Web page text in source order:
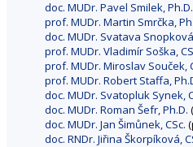
doc. MUDr. Pavel Smilek, Ph.D.
prof. MUDr. Martin Smrčka,
doc. MUDr. Svatava
prof. MUDr. Vladimír Soška,
prof. MUDr. Miroslav Souček,
prof. MUDr. Robert Staffa,
doc. MUDr. Svatopluk Synek,
doc. MUDr. Roman Šefr, Ph.D.
doc. MUDr. Jan Šimůnek, CSc.
doc. RNDr. Jiřina Škorpíková,